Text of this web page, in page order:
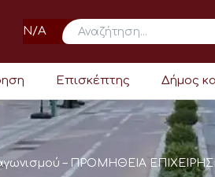
N/A
Επισκέπτης Δήμος
– ΠΡΟΜΗΘΕΙΑ